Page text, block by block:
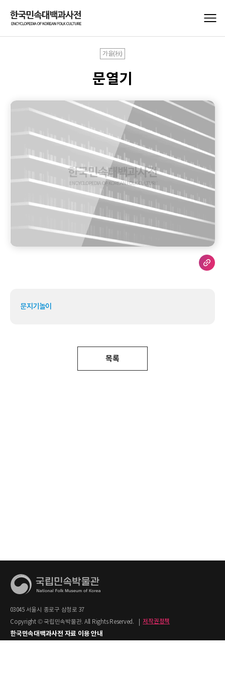
가을(秋)
문열기
문지기놀이
목록
03045 서울시 종로구 삼청로 37
Copyright © 국립민속박물관. All Rights Reserved.
저작권정책
한국민속대백과사전 자료 이용 안내